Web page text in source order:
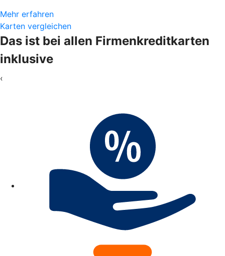
Mehr erfahren
Karten vergleichen
Das ist bei allen Firmenkreditkarten
inklusive
‹